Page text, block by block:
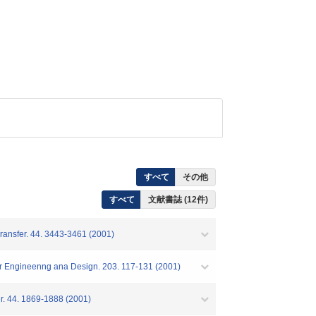
すべて その他
すべて 文献書誌 (12件)
44. 3443-3461 (2001)
Engineenng ana Design. 203. 117-131 (2001)
44. 1869-1888 (2001)